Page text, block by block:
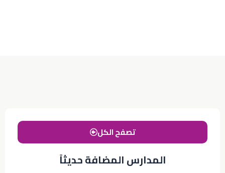
المدارس المضافة حديثاً
تصفح الكل